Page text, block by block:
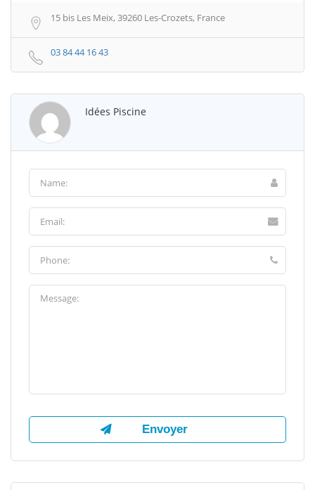
15 bis Les Meix, 39260 Les-Crozets, France
03 84 44 16 43
Idées Piscine